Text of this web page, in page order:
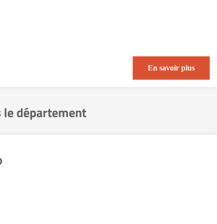
En savoir plus
département